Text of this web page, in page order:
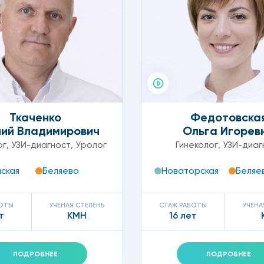
дни цикла, которые определяет
на Профсоюзной очень часто проходят различные
соблюдать определенную диету в течение
Ткаченко
Владимирович
, УЗИ-диагност, Уролог
Беляево
УЧЕНАЯ СТЕПЕНЬ
КМН
ПОДРОБНЕЕ
Ольга
Гинеколог, УЗИ-
Новаторская
СТАЖ РАБОТЫ
16 лет
ПОДРОБНЕЕ